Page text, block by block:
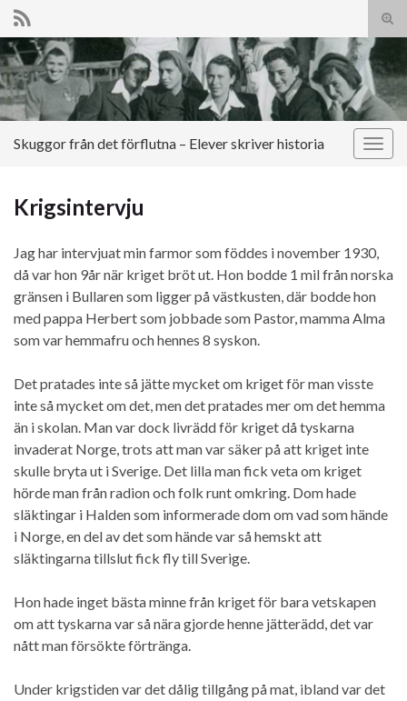
Slå
på/
Search for:
Slå
Skuggor från det förflutna – Elever skriver historia
Krigsintervju
Jag har intervjuat min farmor som föddes i november 1930,
då var hon 9år när kriget bröt ut. Hon bodde 1 mil från norska
gränsen i Bullaren som ligger på västkusten, där bodde hon
med pappa Herbert som jobbade som Pastor, mamma Alma
som var hemmafru och hennes 8 syskon.
Det pratades inte så jätte mycket om kriget för man visste
inte så mycket om det, men det pratades mer om det hemma
än i skolan. Man var dock livrädd för kriget då tyskarna
invaderat Norge, trots att man var säker på att kriget inte
skulle bryta ut i Sverige. Det lilla man fick veta om kriget
hörde man från radion och folk runt omkring. Dom hade
släktingar i Halden som informerade dom om vad som hände
i Norge, en del av det som hände var så hemskt att
släktingarna tillslut fick fly till Sverige.
Hon hade inget bästa minne från kriget för bara vetskapen
om att tyskarna var så nära gjorde henne jätterädd, det var
nått man försökte förtränga.
Under krigstiden var det dålig tillgång på mat, ibland var det